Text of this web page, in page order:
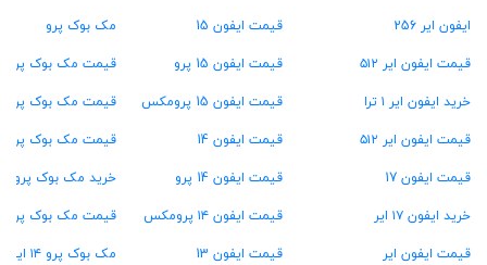
ایفون ایر 256
قیمت ایفون ایر ۵۱۲
خرید ایفون ایر ۱ ترا
قیمت ایفون ایر ۵۱۲
قیمت ایفون 17
خرید ایفون ۱۷ ایر
قیمت ایفون ایر
قیمت ایفون 15
قیمت ایفون 15 پرو
قیمت ایفون 15 پرومکس
قیمت ایفون 14
قیمت ایفون 14 پرو
قیمت ایفون ۱۴ پرومکس
قیمت ایفون 13
مک بوک پرو
قیمت مک بوک پرو M4
قیمت مک بوک پرو M3
قیمت مک بوک پرو M2
خرید مک بوک پرو M1
قیمت مک بوک پرو ۱۳ اینچ
مک بوک پرو ۱۴ اینچ